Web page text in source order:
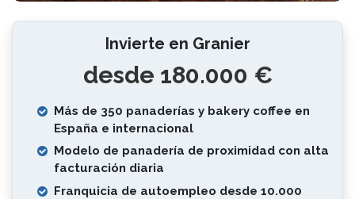
Invierte en Granier
desde 180.000 €
Más de 350 panaderías y bakery coffee en
España e internacional
Modelo de panadería de proximidad con alta
facturación diaria
Franquicia de autoempleo desde 10.000